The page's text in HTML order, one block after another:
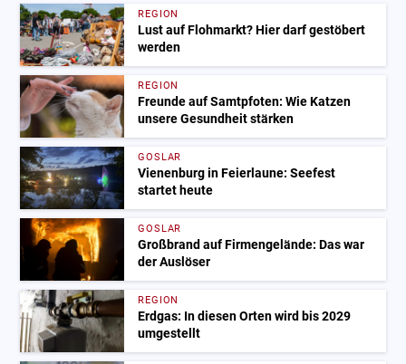
REGION
Lust auf Flohmarkt? Hier darf gestöbert
werden
REGION
Freunde auf Samtpfoten: Wie Katzen
unsere Gesundheit stärken
GOSLAR
Vienenburg in Feierlaune: Seefest
startet heute
GOSLAR
Großbrand auf Firmengelände: Das war
der Auslöser
REGION
Erdgas: In diesen Orten wird bis 2029
umgestellt